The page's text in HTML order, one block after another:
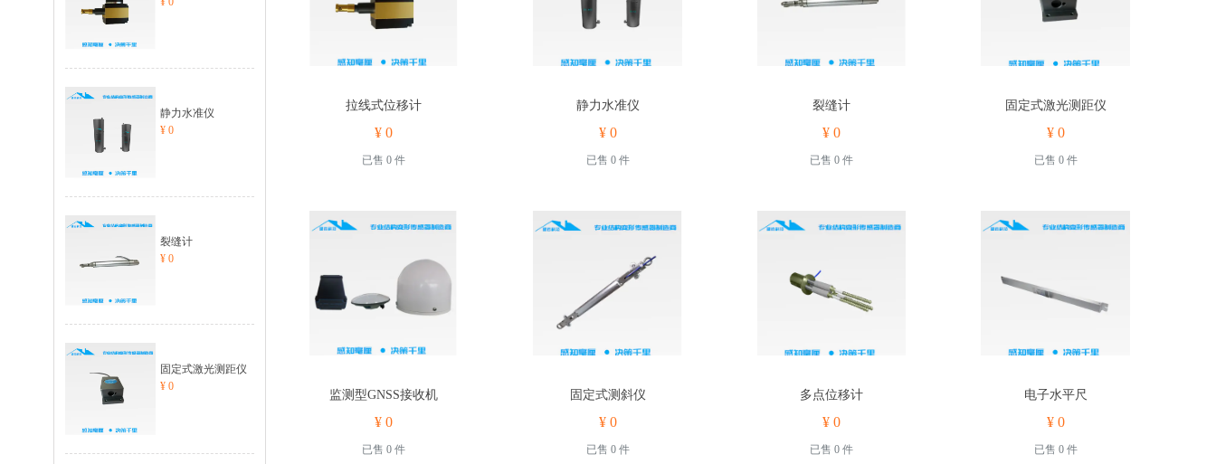
静力水准仪
¥ 0
裂缝计
¥ 0
固定式激光测距仪
¥ 0
拉线式位移计
¥ 0
已售 0 件
静力水准仪
¥ 0
已售 0 件
裂缝计
¥ 0
已售 0 件
固定式激光测距仪
¥ 0
已售 0 件
监测型GNSS接收机
¥ 0
已售 0 件
固定式测斜仪
¥ 0
已售 0 件
多点位移计
¥ 0
已售 0 件
电子水平尺
¥ 0
已售 0 件